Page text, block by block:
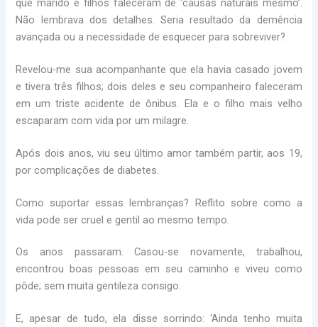
que marido e filhos faleceram de ‘causas naturais mesmo’.
Não lembrava dos detalhes. Seria resultado da demência
avançada ou a necessidade de esquecer para sobreviver?
Revelou-me sua acompanhante que ela havia casado jovem
e tivera três filhos; dois deles e seu companheiro faleceram
em um triste acidente de ônibus. Ela e o filho mais velho
escaparam com vida por um milagre.
Após dois anos, viu seu último amor também partir, aos 19,
por complicações de diabetes.
Como suportar essas lembranças? Reflito sobre como a
vida pode ser cruel e gentil ao mesmo tempo.
Os anos passaram. Casou-se novamente, trabalhou,
encontrou boas pessoas em seu caminho e viveu como
pôde; sem muita gentileza consigo.
E, apesar de tudo, ela disse sorrindo: ‘Ainda tenho muita